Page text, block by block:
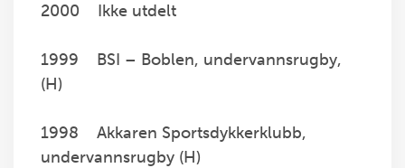
2000 Ikke utdelt
1999 BSI – Boblen, undervannsrugby,
(H)
1998 Akkaren Sportsdykkerklubb,
undervannsrugby (H)